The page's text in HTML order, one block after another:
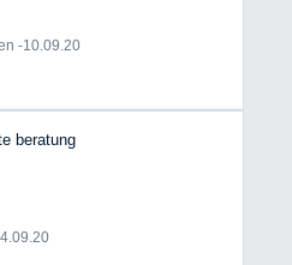
Tagen... WOW! BESSER
LAUFEN!! RIESENLOB
-10.09.20
beratung